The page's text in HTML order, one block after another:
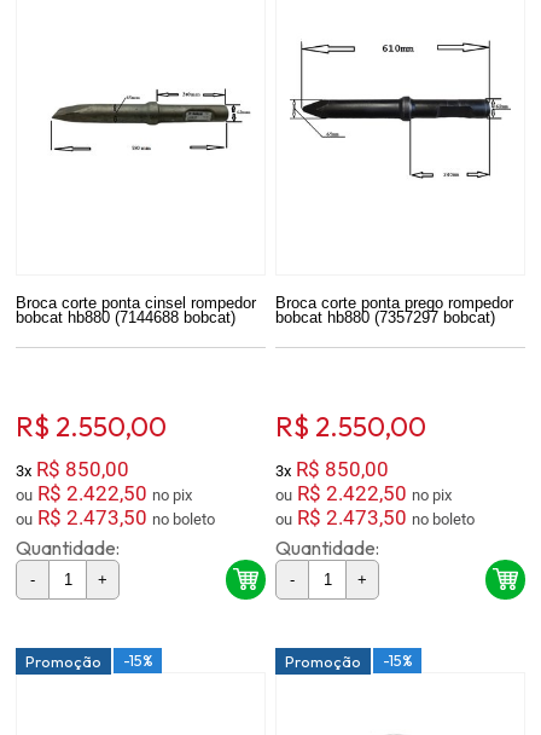
Broca corte ponta cinsel rompedor
bobcat hb880 (7144688 bobcat)
R$ 2.550,00
3x R$ 850,00
ou R$ 2.422,50
no pix
ou R$ 2.473,50 no boleto
Quantidade:
- +
Broca corte ponta prego rompedor
bobcat hb880 (7357297 bobcat)
R$ 2.550,00
3x R$ 850,00
ou R$ 2.422,50
no pix
ou R$ 2.473,50 no boleto
Quantidade:
- +
Promoção -15% Promoção -15%